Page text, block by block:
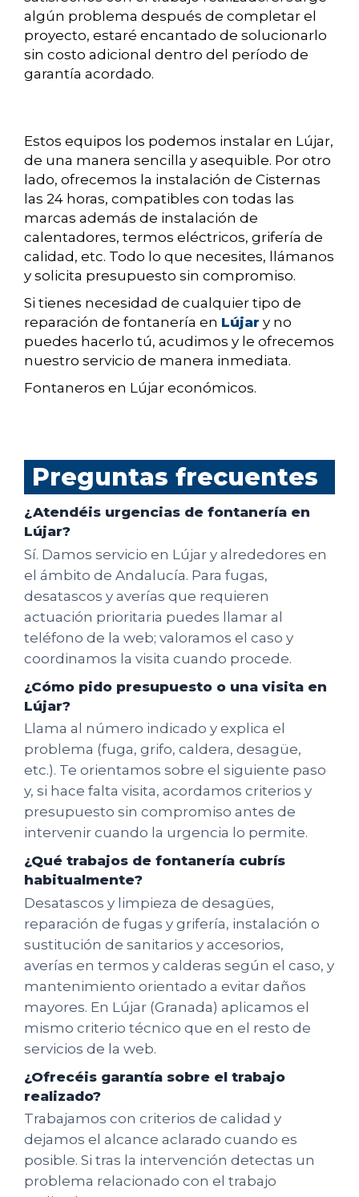
algún problema después de completar el
proyecto, estaré encantado de solucionarlo
sin costo adicional dentro del período de
garantía acordado.
Estos equipos los podemos instalar en Lújar,
de una manera sencilla y asequible. Por otro
lado, ofrecemos la instalación de Cisternas
las 24 horas, compatibles con todas las
marcas además de instalación de
calentadores, termos eléctricos, grifería de
calidad, etc. Todo lo que necesites, llámanos
y solicita presupuesto sin compromiso.
Si tienes necesidad de cualquier tipo de
reparación de fontanería en Lújar y no
puedes hacerlo tú, acudimos y le ofrecemos
nuestro servicio de manera inmediata.
Fontaneros en Lújar económicos.
Preguntas frecuentes
¿Atendéis urgencias de fontanería en
Lújar?
Sí. Damos servicio en Lújar y alrededores en
el ámbito de Andalucía. Para fugas,
desatascos y averías que requieren
actuación prioritaria puedes llamar al
teléfono de la web; valoramos el caso y
coordinamos la visita cuando procede.
¿Cómo pido presupuesto o una visita en
Lújar?
Llama al número indicado y explica el
problema (fuga, grifo, caldera, desagüe,
etc.). Te orientamos sobre el siguiente paso
y, si hace falta visita, acordamos criterios y
presupuesto sin compromiso antes de
intervenir cuando la urgencia lo permite.
¿Qué trabajos de fontanería cubrís
habitualmente?
Desatascos y limpieza de desagües,
reparación de fugas y grifería, instalación o
sustitución de sanitarios y accesorios,
averías en termos y calderas según el caso, y
mantenimiento orientado a evitar daños
mayores. En Lújar (Granada) aplicamos el
mismo criterio técnico que en el resto de
servicios de la web.
¿Ofrecéis garantía sobre el trabajo
realizado?
Trabajamos con criterios de calidad y
dejamos el alcance aclarado cuando es
posible. Si tras la intervención detectas un
problema relacionado con el trabajo